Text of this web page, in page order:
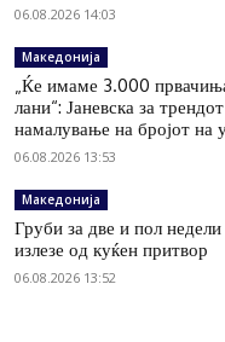
06.08.2026 14:03
Македонија
„Ќе имаме 3.000
лани“: Јаневска за
намалување на бројот на
06.08.2026 13:53
Македонија
Груби за две и пол
излезе од куќен притвор
06.08.2026 13:52